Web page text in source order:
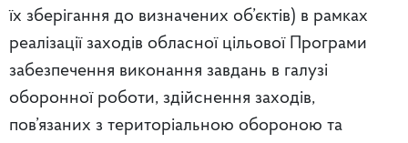
їх зберігання до визначених об’єктів) в рамках
реалізації заходів обласної цільової Програми
забезпечення виконання завдань в галузі
оборонної роботи, здійснення заходів,
пов’язаних з територіальною обороною та